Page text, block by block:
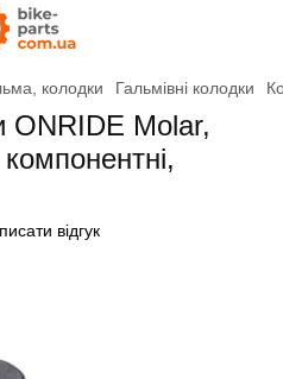
колодки Гальмівні колодки
ONRIDE Molar,
відгук